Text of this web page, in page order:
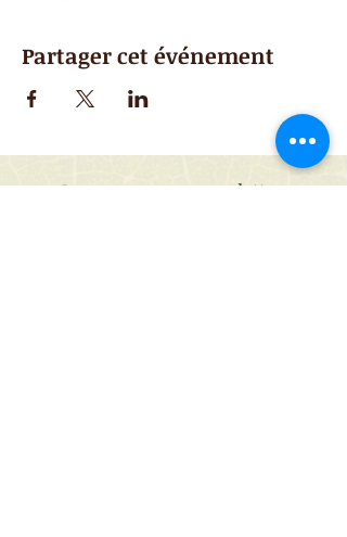
Partager cet événement
Je vous propose une lettre